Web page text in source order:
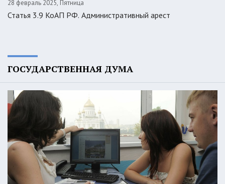
28 февраль 2025, Пятница
Статья 3.9 КоАП РФ. Административный арест
ГОСУДАРСТВЕННАЯ ДУМА